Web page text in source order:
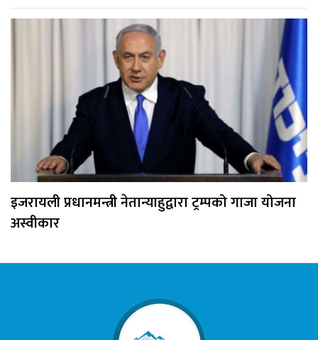
इजरायली प्रधानमन्त्री नेतान्याहुद्वारा ट्रम्पको गाजा योजना
अस्वीकार